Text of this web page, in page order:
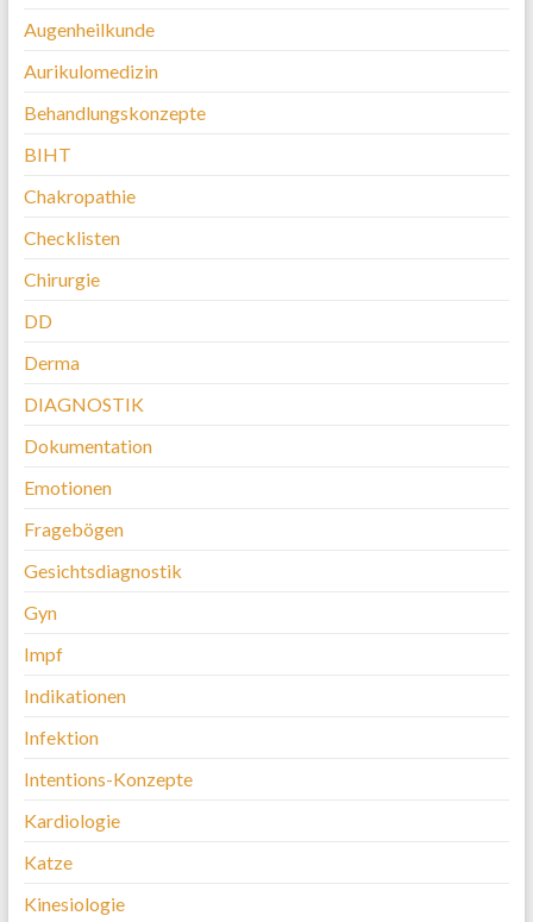
Augenheilkunde
Aurikulomedizin
Behandlungskonzepte
BIHT
Chakropathie
Checklisten
Chirurgie
DD
Derma
DIAGNOSTIK
Dokumentation
Emotionen
Fragebögen
Gesichtsdiagnostik
Gyn
Impf
Indikationen
Infektion
Intentions-Konzepte
Kardiologie
Katze
Kinesiologie